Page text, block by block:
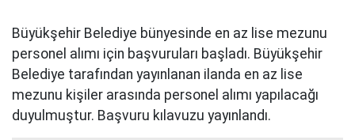
Büyükşehir Belediye bünyesinde en az lise mezunu
personel alımı için başvuruları başladı. Büyükşehir
Belediye tarafından yayınlanan ilanda en az lise
mezunu kişiler arasında personel alımı yapılacağı
duyulmuştur. Başvuru kılavuzu yayınlandı.